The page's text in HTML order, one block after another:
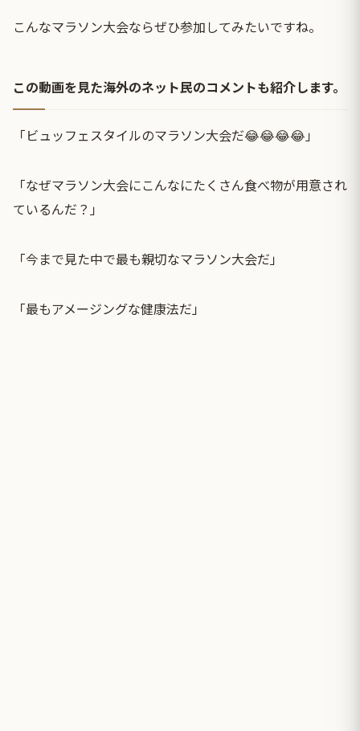
こんなマラソン大会ならぜひ参加してみたいですね。
この動画を見た海外のネット民のコメントも紹介します。
「ビュッフェスタイルのマラソン大会だ😂😂😂😂」
「なぜマラソン大会にこんなにたくさん食べ物が用意され
ているんだ？」
「今まで見た中で最も親切なマラソン大会だ」
「最もアメージングな健康法だ」